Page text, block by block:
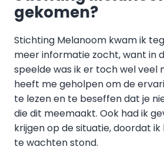
gekomen?
Stichting Melanoom kwam ik
meer informatie zocht, want in
speelde was ik er toch wel veel
heeft me geholpen om de
te lezen en te beseffen dat je
die dit meemaakt. Ook had ik
krijgen op de situatie, doordat
te wachten stond.